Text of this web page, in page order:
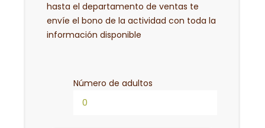
hasta el departamento de ventas te
envíe el bono de la actividad con toda la
información disponible
Número de adultos